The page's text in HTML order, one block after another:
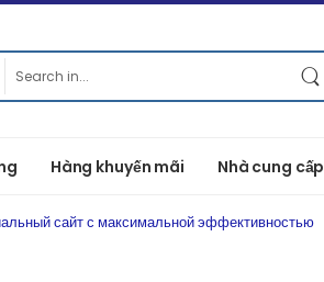
Hàng khuyến mãi Nhà cung cấp
сайт с максимальной эффективностью